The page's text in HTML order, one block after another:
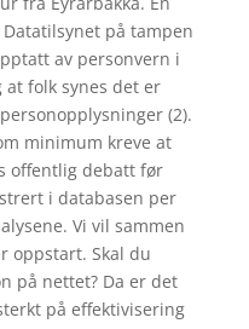
på tampen
av personvern i
folk synes det er
(2).
minimum kreve at
offentlig debatt før
i databasen per
Vi vil sammen
oppstart. Skal du
på nettet? Da er det
på effektivisering